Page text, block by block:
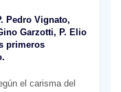
Pedro Vignato,
Garzotti, P. Elio
primeros
el carisma del